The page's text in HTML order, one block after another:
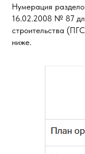
Нумерация
16.02.2008 № 87
строительства
ниже.